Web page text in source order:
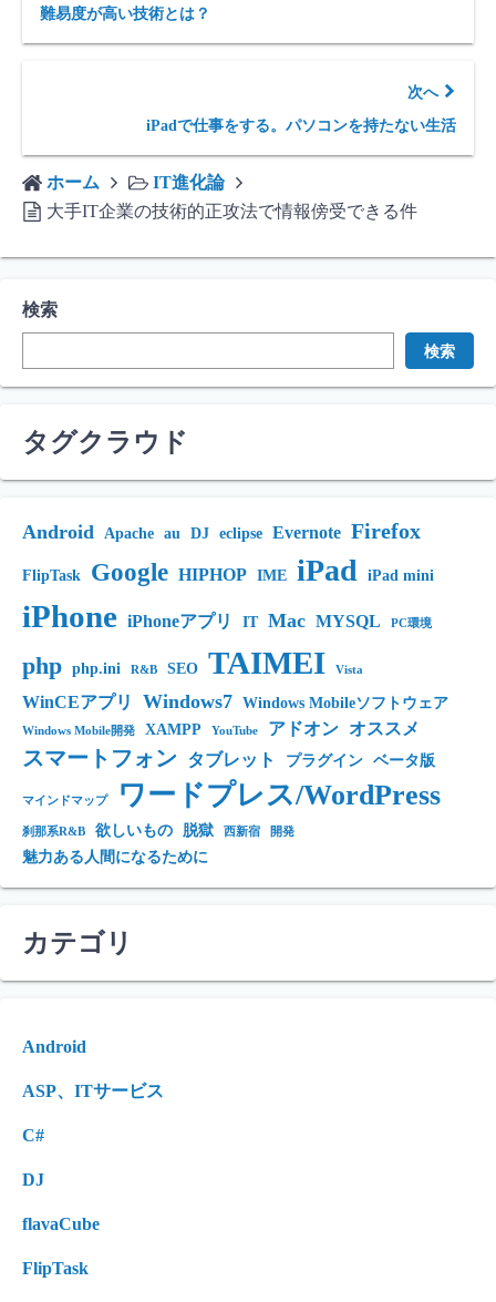
難易度が高い技術とは？
次へ
iPadで仕事をする。パソコンを持たない生活
ホーム
IT進化論
大手IT企業の技術的正攻法で情報傍受できる件
検索
検索
タグクラウド
Android Apache au DJ eclipse Evernote Firefox
FlipTask Google HIPHOP IME iPad iPad mini
iPhone iPhoneアプリ IT Mac MYSQL PC環境
php php.ini R&B SEO TAIMEI Vista
WinCEアプリ Windows7 Windows Mobileソフトウェア
Windows Mobile開発 XAMPP YouTube アドオン オススメ
スマートフォン タブレット プラグイン ベータ版
マインドマップ ワードプレス/WordPress
刹那系R&B 欲しいもの 脱獄 西新宿 開発
魅力ある人間になるために
カテゴリ
Android
ASP、ITサービス
C#
DJ
flavaCube
FlipTask